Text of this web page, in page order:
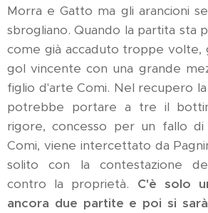
Morra e Gatto ma gli arancioni
sbrogliano. Quando la partita sta
come già accaduto troppe volte,
gol vincente con una grande
figlio d'arte Comi. Nel recupero
potrebbe portare a tre il
rigore, concesso per un fallo
Comi, viene intercettato da
solito con la contestazione
contro la proprietà. C'è solo
ancora due partite e poi si